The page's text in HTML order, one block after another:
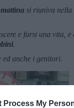
Process My
si riuniva nella
e farsi una vita,
.
anche i genitori.